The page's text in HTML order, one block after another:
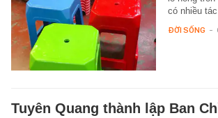
có nhiều
ĐỜI SỐNG -
Tuyên Quang thành lập Ban